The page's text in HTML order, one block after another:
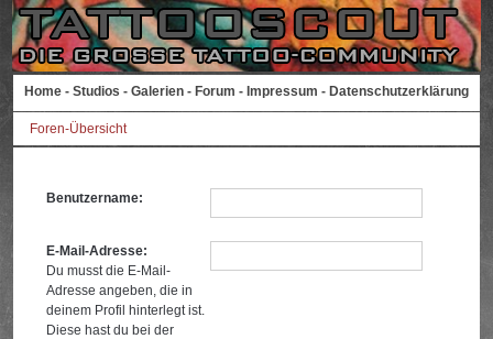
Home - Studios - Galerien - Forum - Impressum - Datenschutzerklärung
Foren-Übersicht
Benutzername:
E-Mail-Adresse:
Du musst die E-Mail-
Adresse angeben, die in
deinem Profil hinterlegt ist.
Diese hast du bei der